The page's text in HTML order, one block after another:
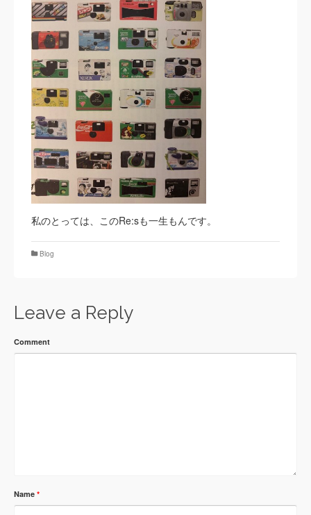
私のとっては、このRe:sも一生もんです。
Blog
Leave a Reply
Comment
Name *